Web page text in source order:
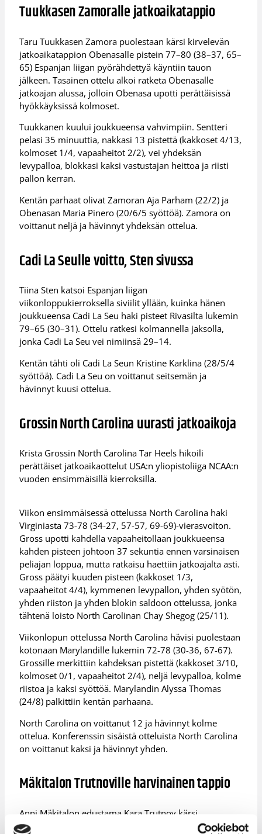
Tuukkasen Zamoralle jatkoaikatappio
Taru Tuukkasen Zamora puolestaan kärsi kirvelevän
jatkoaikatappion Obenasalle pistein 77–80 (38–37, 65–
65) Espanjan liigan pyörähdettyä käyntiin tauon
jälkeen. Tasainen ottelu alkoi ratketa Obenasalle
jatkoajan alussa, jolloin Obenasa upotti perättäisissä
hyökkäyksissä kolmoset.
Tuukkanen kuului joukkueensa vahvimpiin. Sentteri
pelasi 35 minuuttia, nakkasi 13 pistettä (kakkoset 4/13,
kolmoset 1/4, vapaaheitot 2/2), vei yhdeksän
levypalloa, blokkasi kaksi vastustajan heittoa ja riisti
pallon kerran.
Kentän parhaat olivat Zamoran Aja Parham (22/2) ja
Obenasan Maria Pinero (20/6/5 syöttöä). Zamora on
voittanut neljä ja hävinnyt yhdeksän ottelua.
Cadi La Seulle voitto, Sten sivussa
Tiina Sten katsoi Espanjan liigan
viikonloppukierroksella siviilit yllään, kuinka hänen
joukkueensa Cadi La Seu haki pisteet Rivasilta lukemin
79–65 (30–31). Ottelu ratkesi kolmannella jaksolla,
jonka Cadi La Seu vei nimiinsä 29–14.
Kentän tähti oli Cadi La Seun Kristine Karklina (28/5/4
syöttöä). Cadi La Seu on voittanut seitsemän ja
hävinnyt kuusi ottelua.
Grossin North Carolina uurasti jatkoaikoja
Krista Grossin North Carolina Tar Heels hikoili
perättäiset jatkoaikaottelut USA:n yliopistoliiga NCAA:n
vuoden ensimmäisillä kierroksilla.
Viikon ensimmäisessä ottelussa North Carolina haki
Virginiasta 73-78 (34-27, 57-57, 69-69)-vierasvoiton.
Gross upotti kahdella vapaaheitollaan joukkueensa
kahden pisteen johtoon 37 sekuntia ennen varsinaisen
peliajan loppua, mutta ratkaisu haettiin jatkoajalta asti.
Gross päätyi kuuden pisteen (kakkoset 1/3,
vapaaheitot 4/4), kymmenen levypallon, yhden syötön,
yhden riiston ja yhden blokin saldoon ottelussa, jonka
tähtenä loisto North Carolinan Chay Shegog (25/11).
Viikonlopun ottelussa North Carolina hävisi puolestaan
kotonaan Marylandille lukemin 72-78 (30-36, 67-67).
Grossille merkittiin kahdeksan pistettä (kakkoset 3/10,
kolmoset 0/1, vapaaheitot 2/4), neljä levypalloa, kolme
riistoa ja kaksi syöttöä. Marylandin Alyssa Thomas
(24/8) palkittiin kentän parhaana.
North Carolina on voittanut 12 ja hävinnyt kolme
ottelua. Konferenssin sisäistä otteluista North Carolina
on voittanut kaksi ja hävinnyt yhden.
Mäkitalon Trutnoville harvinainen tappio
Anni Mäkitalon edustama Kara Trutnov kärsi
harvinaisen tappion Tshekin liigassa. Trutnovin päihitti